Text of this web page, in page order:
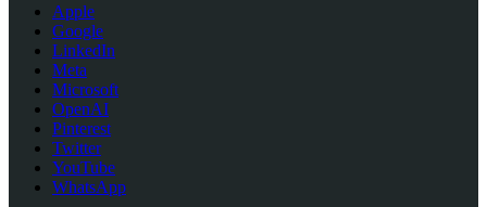
Apple
Google
LinkedIn
Meta
Microsoft
OpenAI
Pinterest
Twitter
YouTube
WhatsApp